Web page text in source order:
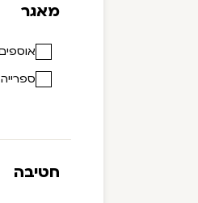
מאגר
ספרייה
חטיבה